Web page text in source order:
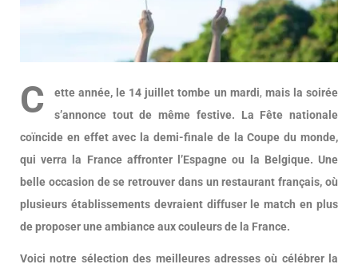
C ette année, le 14 juillet tombe un mardi, mais la soirée
s’annonce tout de même festive. La Fête nationale
coïncide en effet avec la demi-finale de la Coupe du monde,
qui verra la France affronter l’Espagne ou la Belgique. Une
belle occasion de se retrouver dans un restaurant français, où
plusieurs établissements devraient diffuser le match en plus
de proposer une ambiance aux couleurs de la France.
Voici notre sélection des meilleures adresses où célébrer la